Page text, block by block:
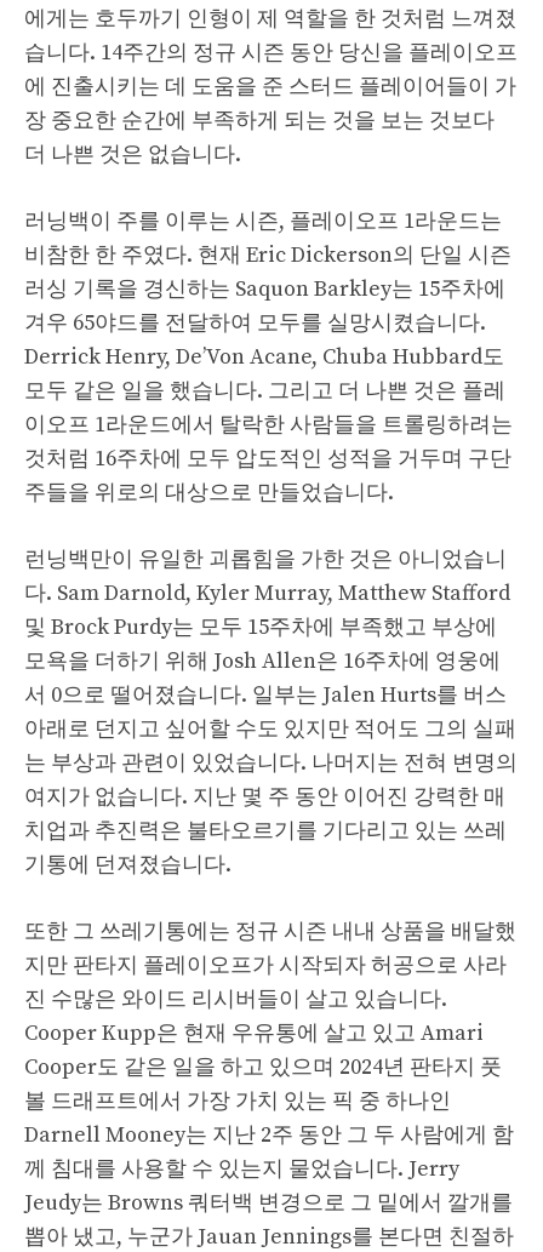
에게는 호두까기 인형이 제 역할을 한 것처럼 느껴졌
습니다. 14주간의 정규 시즌 동안 당신을 플레이오프
에 진출시키는 데 도움을 준 스터드 플레이어들이 가
장 중요한 순간에 부족하게 되는 것을 보는 것보다
더 나쁜 것은 없습니다.
러닝백이 주를 이루는 시즌, 플레이오프 1라운드는
비참한 한 주였다. 현재 Eric Dickerson의 단일 시즌
러싱 기록을 경신하는 Saquon Barkley는 15주차에
겨우 65야드를 전달하여 모두를 실망시켰습니다.
Derrick Henry, De’Von Acane, Chuba Hubbard도
모두 같은 일을 했습니다. 그리고 더 나쁜 것은 플레
이오프 1라운드에서 탈락한 사람들을 트롤링하려는
것처럼 16주차에 모두 압도적인 성적을 거두며 구단
주들을 위로의 대상으로 만들었습니다.
런닝백만이 유일한 괴롭힘을 가한 것은 아니었습니
다. Sam Darnold, Kyler Murray, Matthew Stafford
및 Brock Purdy는 모두 15주차에 부족했고 부상에
모욕을 더하기 위해 Josh Allen은 16주차에 영웅에
서 0으로 떨어졌습니다. 일부는 Jalen Hurts를 버스
아래로 던지고 싶어할 수도 있지만 적어도 그의 실패
는 부상과 관련이 있었습니다. 나머지는 전혀 변명의
여지가 없습니다. 지난 몇 주 동안 이어진 강력한 매
치업과 추진력은 불타오르기를 기다리고 있는 쓰레
기통에 던져졌습니다.
또한 그 쓰레기통에는 정규 시즌 내내 상품을 배달했
지만 판타지 플레이오프가 시작되자 허공으로 사라
진 수많은 와이드 리시버들이 살고 있습니다.
Cooper Kupp은 현재 우유통에 살고 있고 Amari
Cooper도 같은 일을 하고 있으며 2024년 판타지 풋
볼 드래프트에서 가장 가치 있는 픽 중 하나인
Darnell Mooney는 지난 2주 동안 그 두 사람에게 함
께 침대를 사용할 수 있는지 물었습니다. Jerry
Jeudy는 Browns 쿼터백 변경으로 그 밑에서 깔개를
뽑아 냈고, 누군가 Jauan Jennings를 본다면 친절하